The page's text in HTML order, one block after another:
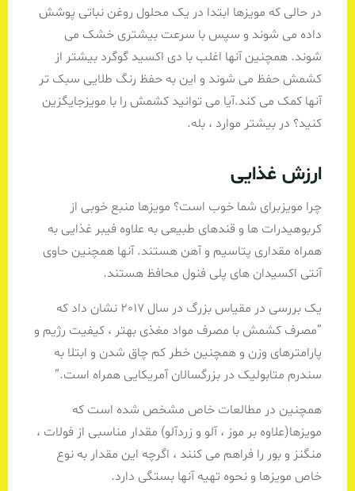
در حالی که مویزها ابتدا در یک محلول روغن نباتی پوشش
داده می شوند و سپس با سرعت بیشتری خشک می
شوند. همچنین آنها اغلب با دی اکسید گوگرد بیشتر از
کشمش حفظ می شوند و این به حفظ رنگ طلایی سبک تر
آنها کمک می کند.آیا می توانید کشمش را با مویزجایگزین
کنید؟ در بیشتر موارد ، بله.
ارزش غذایی
چرا مویزبرای شما خوب است؟ مویزها منبع خوبی از
کربوهیدرات ها و قندهای طبیعی به علاوه فیبر غذایی به
همراه مقداری پتاسیم و آهن هستند. آنها همچنین حاوی
آنتی اکسیدان های پلی فنول محافظ هستند.
یک بررسی در مقیاس بزرگ در سال 2017 نشان داد که
“مصرف کشمش با مصرف مواد مغذی بهتر ، کیفیت رژیم و
پارامترهای وزن و همچنین خطر کم چاق شدن و ابتلا به
سندرم متابولیک در بزرگسالان آمریکایی همراه است.”
همچنین در مطالعات خاص مشخص شده است که
مویزها(علاوه بر موز ، آلو و زردآلو) مقدار مناسبی از فولات ،
منگنز و بور را فراهم می کنند ، اگرچه این مقدار به نوع
خاص مویزها و نحوه تهیه آنها بستگی دارد.